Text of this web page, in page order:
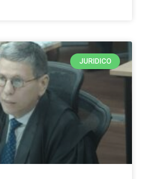
JURIDICO